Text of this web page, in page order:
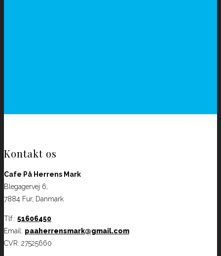
Kontakt os
Cafe På Herrens Mark
Blegagervej 6,
7884 Fur, Danmark
Tlf.: 51606450
Email: paaherrensmark@gmail.com
CVR: 27525660